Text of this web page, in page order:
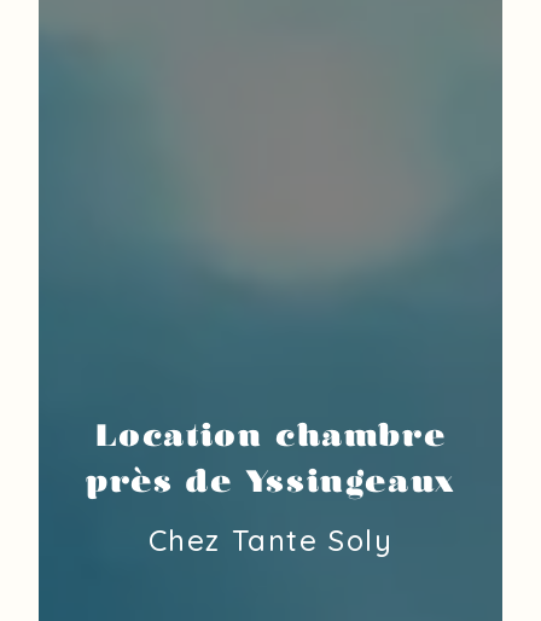
Location chambre
près de Yssingeaux
Chez Tante Soly